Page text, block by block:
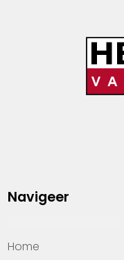
Navigeer
Home